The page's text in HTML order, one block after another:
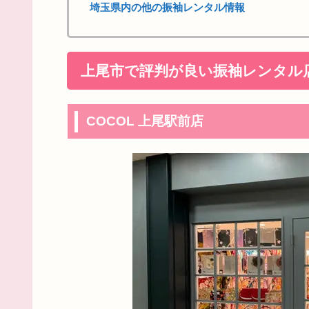
埼玉県内の他の振袖レンタル情報
上尾市で評判が良い振袖レンタル
COCOL 上尾駅前店